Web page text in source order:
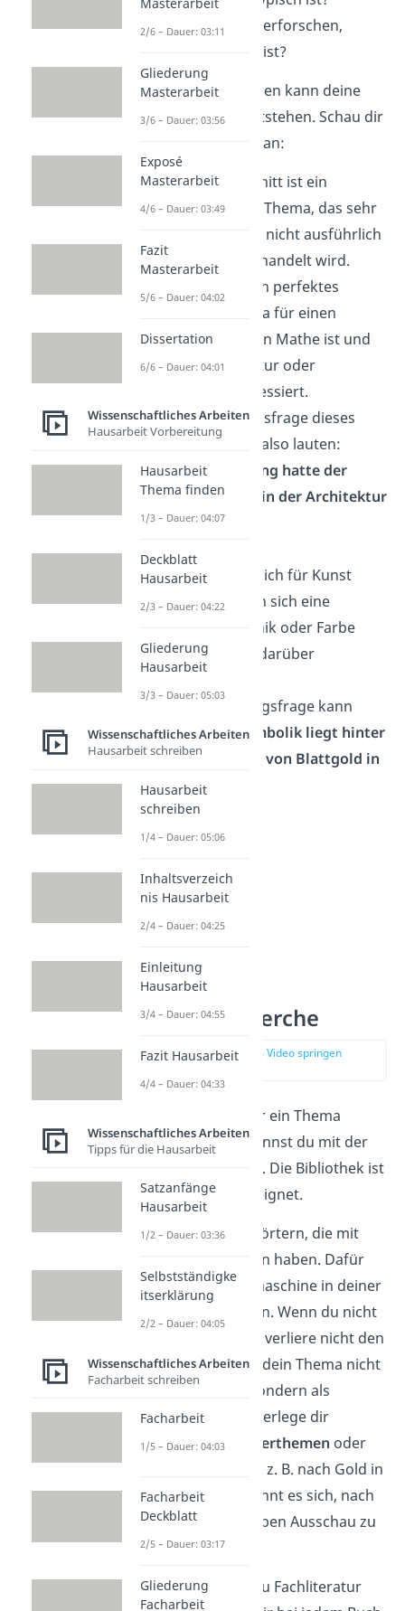
Willst du einfach erforschen,
warum etwas so ist?
Aus all diesen Ansätzen kann deine
Forschungsfrage entstehen. Schau dir
dafür die 2 Beispiele an:
Der goldene Schnitt ist ein
mathematisches Thema, das sehr
bekannt ist, aber nicht ausführlich
im Unterricht behandelt wird.
Damit wäre es ein perfektes
Facharbeitsthema für einen
Schüler, der gut in Mathe ist und
sich für Architektur oder
Geschichte interessiert.
→ Die Forschungsfrage dieses
Schülers könnte also lauten:
Welche Bedeutung hatte der
goldene Schnitt in der Architektur
der Antike?
Ein Schüler, der sich für Kunst
interessiert, kann sich eine
bestimmte Technik oder Farbe
aussuchen, und darüber
→ Eine Forschungsfrage kann
sein:Welche Symbolik liegt hinter
der Verwendung von Blattgold in
der Malerei?
Literaturrecherche
zur Stelle im Video springen
Nachdem du dich für ein Thema
entschieden hast, kannst du mit der
Recherche beginnen. Die Bibliothek ist
dafür am besten geeignet.
Suche nach Schlagwörtern, die mit
deinem Thema zu tun haben. Dafür
kannst du die Suchmaschine in deiner
Bibliothek verwenden. Wenn du nicht
gleich etwas findest, verliere nicht den
Mut! Vielleicht steht dein Thema nicht
im Titel vom Buch, sondern als
einzelnes Kapitel. Überlege dir
deswegen einige
Oberthemen oder
Synonyme
. Wenn du z. B. nach Gold in
Gemälden suchst, lohnt es sich, nach
dem Oberthema Farben Ausschau zu
halten.
Achte darauf, dass du Fachliteratur
2/6 – Dauer: 03:11
Gliederung
Masterarbeit
3/6 – Dauer: 03:56
Exposé
Masterarbeit
4/6 – Dauer: 03:49
Fazit
Masterarbeit
5/6 – Dauer: 04:02
Dissertation
6/6 – Dauer: 04:01
Wissenschaftliches Arbeiten
Hausarbeit Vorbereitung
Hausarbeit
Thema finden
1/3 – Dauer: 04:07
Deckblatt
Hausarbeit
2/3 – Dauer: 04:22
Gliederung
Hausarbeit
3/3 – Dauer: 05:03
Wissenschaftliches Arbeiten
Hausarbeit schreiben
Hausarbeit
schreiben
1/4 – Dauer: 05:06
Inhaltsverzeich
nis Hausarbeit
2/4 – Dauer: 04:25
Einleitung
Hausarbeit
3/4 – Dauer: 04:55
Fazit Hausarbeit
4/4 – Dauer: 04:33
Wissenschaftliches Arbeiten
Tipps für die Hausarbeit
Satzanfänge
Hausarbeit
1/2 – Dauer: 03:36
Selbstständigke
itserklärung
2/2 – Dauer: 04:05
Wissenschaftliches Arbeiten
Facharbeit schreiben
Facharbeit
1/5 – Dauer: 04:03
Facharbeit
Deckblatt
2/5 – Dauer: 03:17
Gliederung
Facharbeit